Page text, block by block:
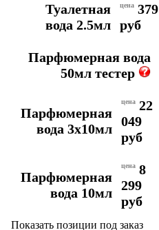
Туалетная
вода 2.5мл
цена 379
руб
Парфюмерная вода
50мл тестер
Парфюмерная
вода 3x10мл
цена 22
049
руб
Парфюмерная
вода 10мл
цена 8
299
руб
Показать позиции под заказ